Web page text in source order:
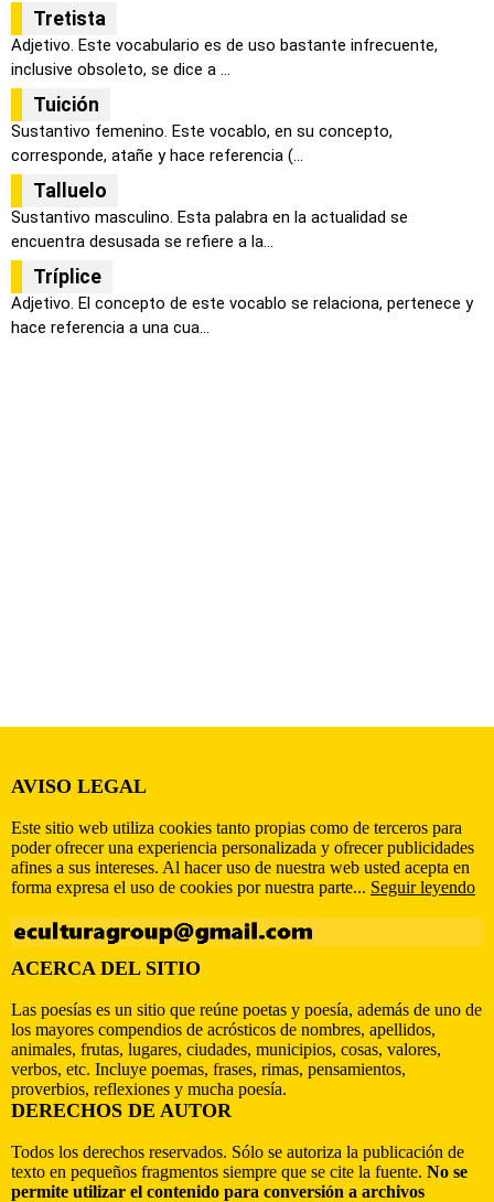
Tretista
Adjetivo. Este vocabulario es de uso bastante infrecuente,
inclusive obsoleto, se dice a ...
Tuición
Sustantivo femenino. Este vocablo, en su concepto,
corresponde, atañe y hace referencia (...
Talluelo
Sustantivo masculino. Esta palabra en la actualidad se
encuentra desusada se refiere a la...
Tríplice
Adjetivo. El concepto de este vocablo se relaciona, pertenece y
hace referencia a una cua...
AVISO LEGAL
Este sitio web utiliza cookies tanto propias como de terceros para
poder ofrecer una experiencia personalizada y ofrecer publicidades
afines a sus intereses. Al hacer uso de nuestra web usted acepta en
forma expresa el uso de cookies por nuestra parte... Seguir leyendo
ACERCA DEL SITIO
Las poesías es un sitio que reúne poetas y poesía, además de uno de
los mayores compendios de acrósticos de nombres, apellidos,
animales, frutas, lugares, ciudades, municipios, cosas, valores,
verbos, etc. Incluye poemas, frases, rimas, pensamientos,
proverbios, reflexiones y mucha poesía.
DERECHOS DE AUTOR
Todos los derechos reservados. Sólo se autoriza la publicación de
texto en pequeños fragmentos siempre que se cite la fuente. No se
permite utilizar el contenido para conversión a archivos